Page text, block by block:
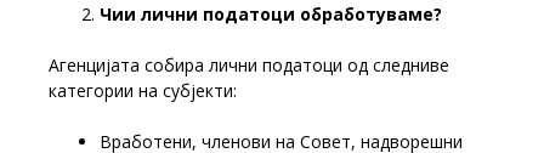
Чии лични податоци обработуваме?
Агенцијата собира лични податоци од следниве
категории на субјекти:
Вработени, членови на Совет, надворешни